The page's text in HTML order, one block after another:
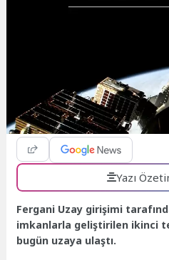
Yazı
Fergani Uzay girişimi
imkanlarla geliştirilen ikinci
bugün uzaya ulaştı.